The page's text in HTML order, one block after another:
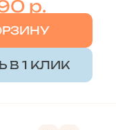
р.
В 1 КЛИК